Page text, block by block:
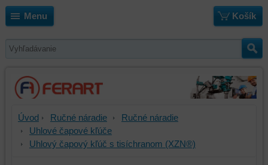
Menu Košík
Úvod Ručné náradie
Ručné náradie
Uhlové čapové kľúče
Uhlový čapový kľúč s tisíchranom (XZN®)